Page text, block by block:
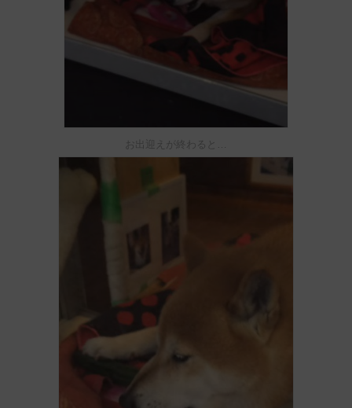
お出迎えが終わると…